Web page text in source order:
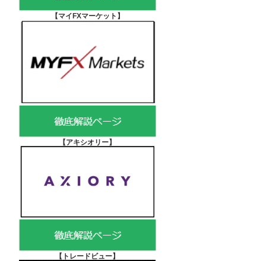
【マイFXマーケット 】
【アキシオリー】
【 トレードビュー】